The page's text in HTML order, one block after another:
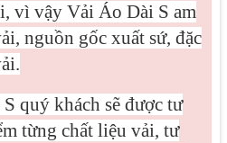
vì vậy Vải Áo Dài S am
nguồn gốc xuất sứ, đặc
quý khách sẽ được tư
từng chất liệu vải, tư